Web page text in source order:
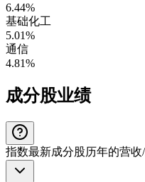
6.44%
基础化工
5.01%
通信
4.81%
成分股业绩
指数最新成分股历年的营